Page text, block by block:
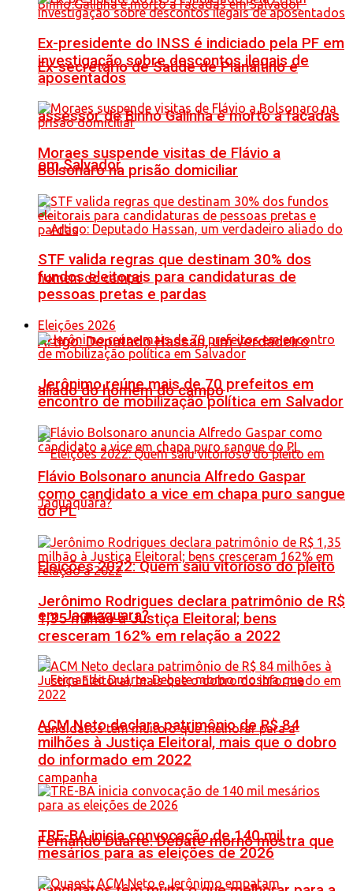
Ex-secretário de Saúde de Planaltino e
assessor de Binho Galinha é morto a facadas
em Salvador
Artigo: Deputado Hassan, um verdadeiro
aliado do homem do campo
Eleições 2022: Quem saiu vitorioso do pleito
em Jaguaquara?
Fernando Duarte: Debate morno mostra que
Ex-presidente do INSS é indiciado pela PF em
investigação sobre descontos ilegais de
aposentados
Moraes suspende visitas de Flávio a
Bolsonaro na prisão domiciliar
STF valida regras que destinam 30% dos
fundos eleitorais para candidaturas de
pessoas pretas e pardas
Eleições 2026
Jerônimo reúne mais de 70 prefeitos em
encontro de mobilização política em Salvador
Flávio Bolsonaro anuncia Alfredo Gaspar
como candidato a vice em chapa puro sangue
do PL
Jerônimo Rodrigues declara patrimônio de R$
1,35 milhão à Justiça Eleitoral; bens
cresceram 162% em relação a 2022
ACM Neto declara patrimônio de R$ 84
milhões à Justiça Eleitoral, mais que o dobro
do informado em 2022
TRE-BA inicia convocação de 140 mil
mesários para as eleições de 2026